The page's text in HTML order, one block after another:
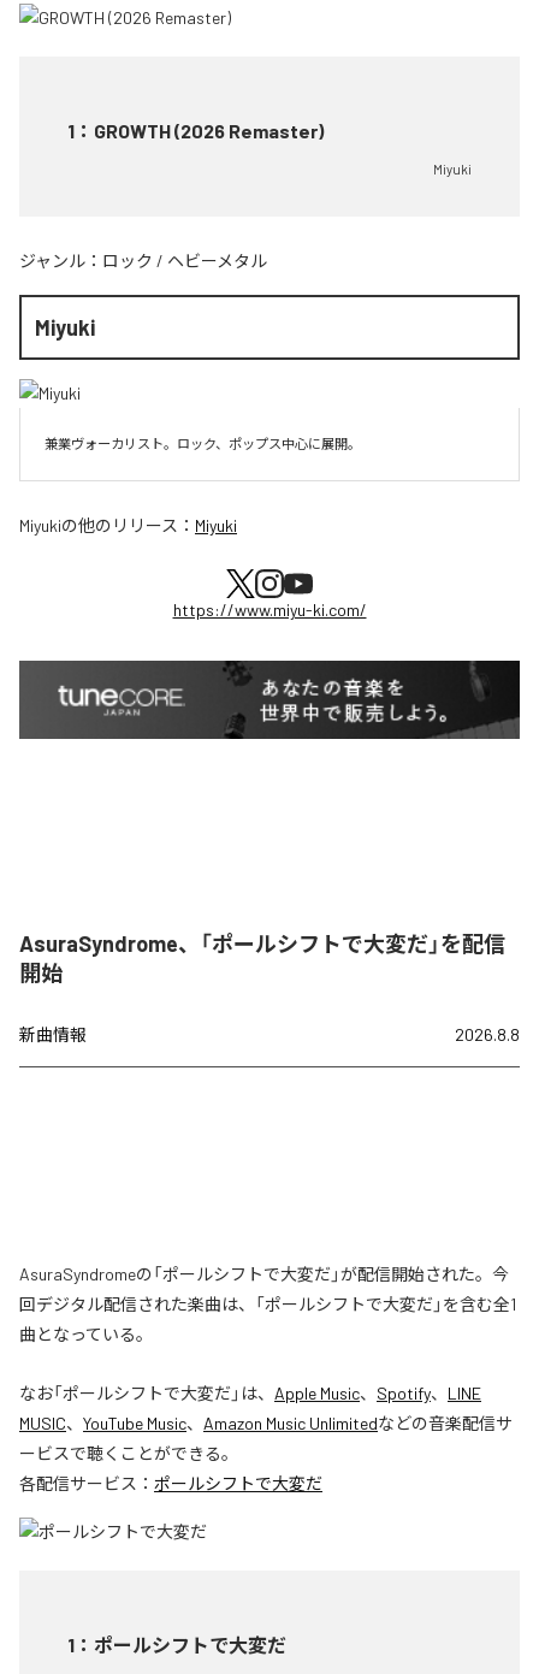
1 ： GROWTH (2026 Remaster)
Miyuki
ジャンル： ロック / ヘビーメタル
Miyuki
兼業ヴォーカリスト。ロック、ポップス中心に展開。
Miyukiの他のリリース： Miyuki
https://www.miyu-ki.com/
AsuraSyndrome、「ポールシフトで大変だ」を配信
開始
新曲情報 2026.8.8
AsuraSyndromeの「ポールシフトで大変だ」が配信開始された。今
回デジタル配信された楽曲は、「ポールシフトで大変だ」を含む全1
曲となっている。
なお「ポールシフトで大変だ 」は、 Apple Music、 Spotify、 LINE
MUSIC、 YouTube Music、 Amazon Music Unlimitedなどの音楽配信サ
ービスで聴くことができる。
各配信サービス： ポールシフトで大変だ
1 ： ポールシフトで大変だ